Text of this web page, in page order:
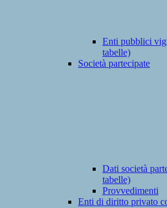
Enti pubblici
tabelle)
Società partecipate
Dati società
tabelle)
Provvedimenti
Enti di diritto privato